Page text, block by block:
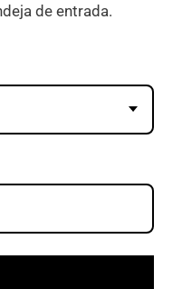
de entrada.